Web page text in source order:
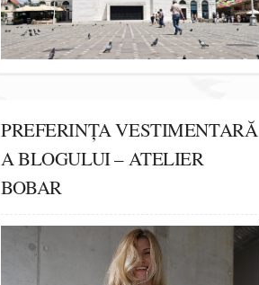
PREFERINȚA VESTIMENTARĂ
A BLOGULUI – ATELIER
BOBAR